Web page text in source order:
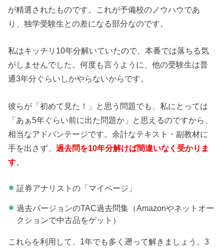
が精選されたものです。これが予備校のノウハウであ
り、独学受験生との差になる部分なのです。
私はキッチリ10年分解いていたので、本番では落ちる気
がしませんでした。何度も言うように、他の受験生は普
通3年分ぐらいしかやらないからです。
彼らが「初めて見た！」と思う問題でも、私にとっては
「あぁ5年ぐらい前に出た問題か」と思えるのですから、
相当なアドバンテージです。余計なテキスト・副教材に
手を出さず、過去問を10年分解けば間違いなく受かりま
す。
証券アナリストの「マイページ」
過去バージョンのTAC過去問集（Amazonやネットオー
クションで中古品をゲット）
これらを利用して、1年でも多く遡って解きましょう。3